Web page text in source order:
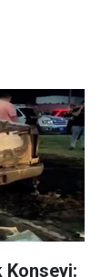
Konseyi: